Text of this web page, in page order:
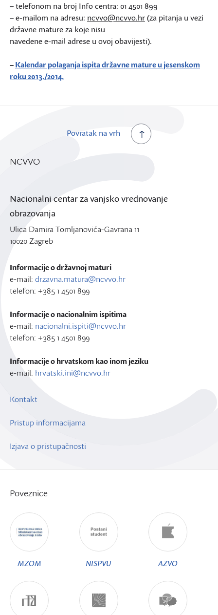
– telefonom na broj Info centra: 01 4501 899
– e-mailom na adresu: ncvvo@ncvvo.hr(za pitanja u vezi
državne mature za koje nisu
navedene e-mail adrese u ovoj obavijesti).
–Kalendar polaganja ispita državne mature u jesenskom
roku 2013./2014.
Povratak na vrh
NCVVO
Nacionalni centar za vanjsko vrednovanje
obrazovanja
Ulica Damira Tomljanovića-Gavrana 11
10020 Zagreb
Informacije o državnoj maturi
e-mail: drzavna.matura@ncvvo.hr
telefon: +385 1 4501 899
Informacije o nacionalnim ispitima
e-mail: nacionalni.ispiti@ncvvo.hr
telefon: +385 1 4501 899
Informacije o hrvatskom kao inom jeziku
e-mail: hrvatski.ini@ncvvo.hr
Kontakt
Pristup informacijama
Izjava o pristupačnosti
Poveznice
MZOM NISPVU AZVO